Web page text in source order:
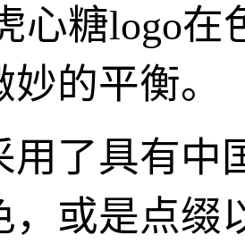
心糖logo
的平衡。
用了具有中
，或是点缀